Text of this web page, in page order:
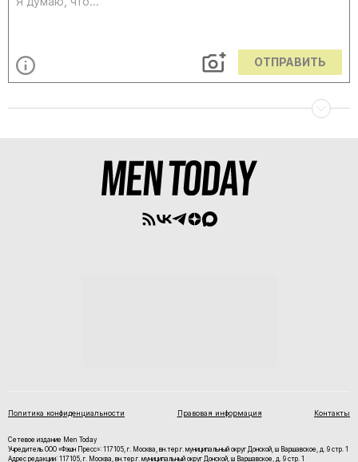
ОТПРАВИТЬ
Политика конфиденциальности Правовая информация Контакты
Сетевое издание Men Today
Учредитель ООО «Фэшн Пресс»: 117105, г. Москва, вн.тер.г. муниципальный округ Донской, ш Варшавское, д. 9 стр. 1
Адрес редакции: 117105, г. Москва, вн.тер.г. муниципальный округ Донской, ш Варшавское, д. 9 стр. 1